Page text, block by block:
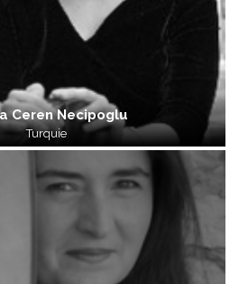
Ceren Necipoglu
Turquie